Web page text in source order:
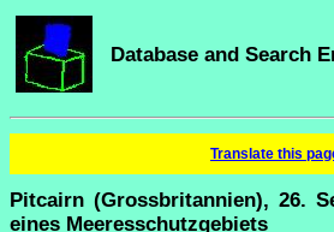
Database and Search
Translate this
Pitcairn (Grossbritannien), 26.
eines Meeresschutzgebiets